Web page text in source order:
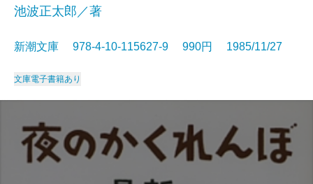
池波正太郎／著
新潮文庫 978-4-10-115627-9 990円 1985/11/27
文庫電子書籍あり